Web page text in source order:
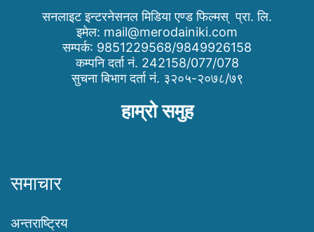
सनलाइट इन्टरनेसनल मिडिया एण्ड फिल्मस् प्रा. लि.
इमेल: mail@merodainiki.com
सम्पर्क: 9851229568/9849926158
कम्पनि दर्ता नं. 242158/077/078
सुचना बिभाग दर्ता नं. ३२०५-२०७८/७९
हाम्रो समुह
समाचार
अन्तराष्ट्रिय